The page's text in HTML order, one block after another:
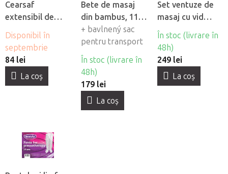
Cearsaf
extensibil de
flanel Fabulo cu
orificiu pentru
fată
Disponibil în
septembrie
84 lei
La coş
Bete de masaj
din bambus, 11
buc
+ bavlnený sac
pentru transport
În stoc (livrare în
48h)
179 lei
La coş
Set ventuze de
masaj cu vid
Fabulo Luxury 19
buc
În stoc (livrare în
48h)
249 lei
La coş